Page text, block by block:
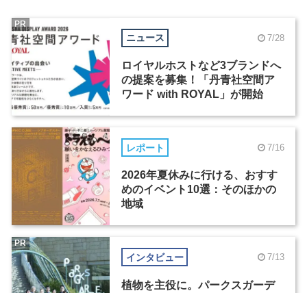
ニュース 7/28
ロイヤルホストなど3ブランドへ
の提案を募集！「丹青社空間ア
ワード with ROYAL」が開始
PR
レポート 7/16
2026年夏休みに行ける、おすす
めのイベント10選：そのほかの
地域
インタビュー 7/13
植物を主役に。パークスガーデ
PR